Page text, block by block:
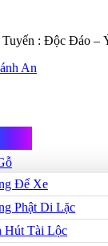
: Độc Đáo –
Để Xe
Phật Di Lặc
Hút Tài Lộc